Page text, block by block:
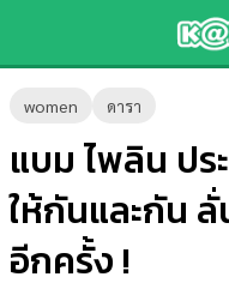
women ดารา
แบม ไพลิน ปร
ให้กันและกัน
อีกครั้ง !
ข่าว-
ความ
รู้